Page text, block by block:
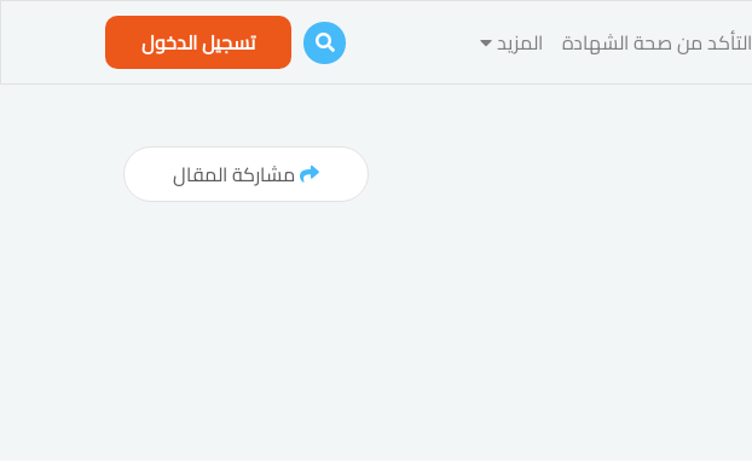
التأكد من صحة الشهادة المزيد تسجيل الدخول
مشاركة المقال